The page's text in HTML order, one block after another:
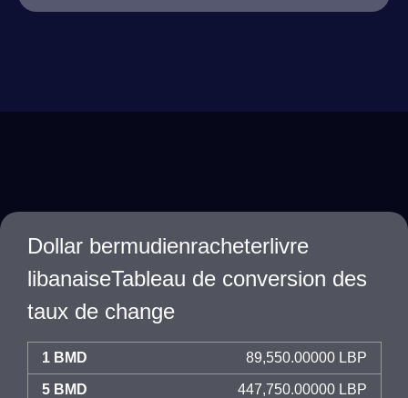
Dollar bermudienracheterlivre
libanaiseTableau de conversion des
taux de change
1 BMD 89,550.00000 LBP
5 BMD 447,750.00000 LBP